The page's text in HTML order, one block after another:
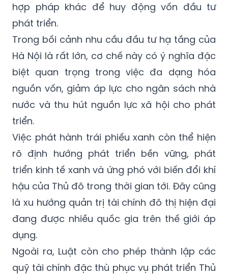
hợp pháp khác để huy động vốn đầu tư
phát triển.
Trong bối cảnh nhu cầu đầu tư hạ tầng của
Hà Nội là rất lớn, cơ chế này có ý nghĩa đặc
biệt quan trọng trong việc đa dạng hóa
nguồn vốn, giảm áp lực cho ngân sách nhà
nước và thu hút nguồn lực xã hội cho phát
triển.
Việc phát hành trái phiếu xanh còn thể hiện
rõ định hướng phát triển bền vững, phát
triển kinh tế xanh và ứng phó với biến đổi khí
hậu của Thủ đô trong thời gian tới. Đây cũng
là xu hướng quản trị tài chính đô thị hiện đại
đang được nhiều quốc gia trên thế giới áp
dụng.
Ngoài ra, Luật còn cho phép thành lập các
quỹ tài chính đặc thù phục vụ phát triển Thủ